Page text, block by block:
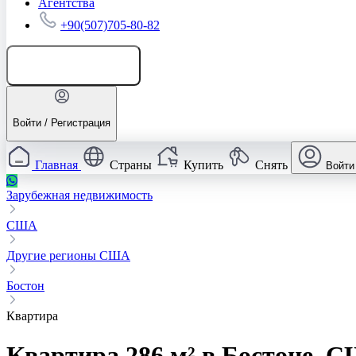
+90(507)705-80-82
Войти / Регистрация
Главная Страны Купить Снять Войти
Зарубежная недвижимость
США
Другие регионы США
Бостон
Квартира